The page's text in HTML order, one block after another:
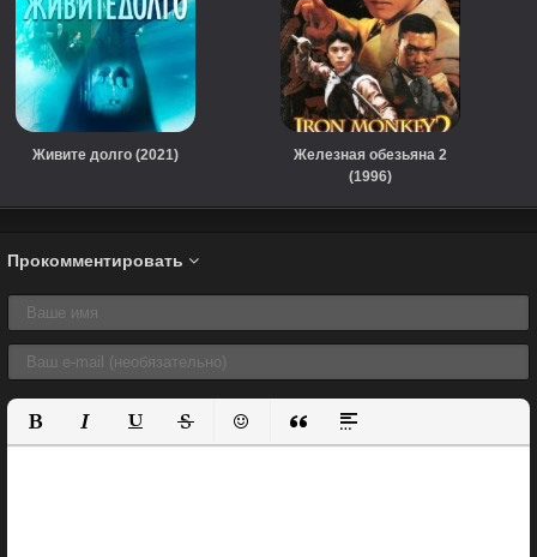
Живите долго (2021)
Железная обезьяна 2
(1996)
Прокомментировать
Полужирный
КурсивПодчеркнутый
ЗачеркнутыйВставить смайлик
Вставка цитаты
Вставка спойлера